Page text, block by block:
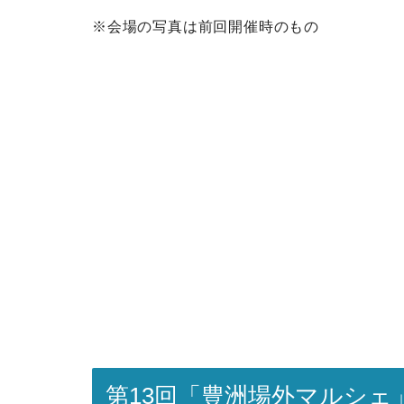
※会場の写真は前回開催時のもの
第13回「豊洲場外マルシェ